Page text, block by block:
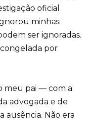
oficial
minhas
ser ignoradas.
por
meu pai — com a
advogada e de
Não era